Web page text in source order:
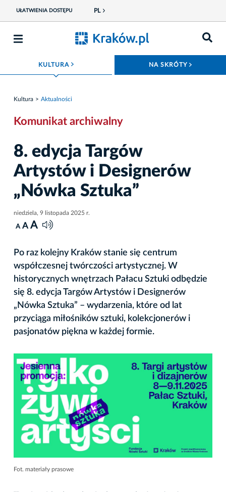
UŁATWIENIA DOSTĘPU PL
KULTURA ROZWIŃ MENU NA SKRÓTY
Kultura Aktualności
Komunikat archiwalny
8. edycja Targów
Artystów i Designerów
„Nówka Sztuka”
niedziela, 9 listopada 2025 r.
A A A
Po raz kolejny Kraków stanie się centrum
współczesnej twórczości artystycznej. W
historycznych wnętrzach Pałacu Sztuki odbędzie
się 8. edycja Targów Artystów i Designerów
„Nówka Sztuka” – wydarzenia, które od lat
przyciąga miłośników sztuki, kolekcjonerów i
pasjonatów piękna w każdej formie.
Fot. materiały prasowe